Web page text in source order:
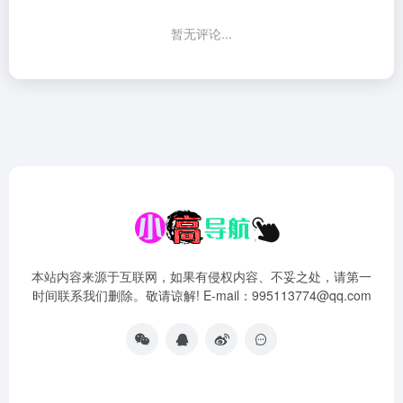
暂无评论...
本站内容来源于互联网，如果有侵权内容、不妥之处，请第一
时间联系我们删除。敬请谅解! E-mail：995113774@qq.com